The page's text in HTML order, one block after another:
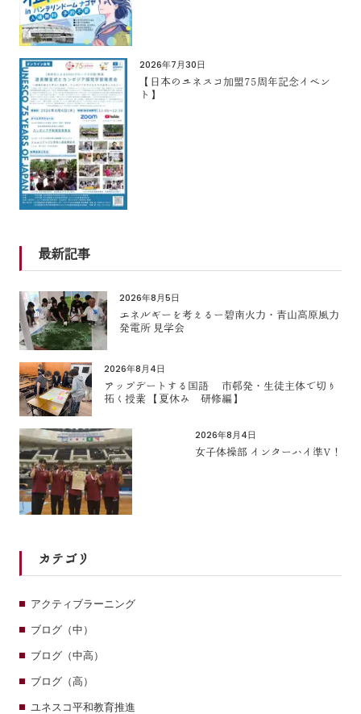
2026年7月30日
【日本のユネスコ加盟75周年記念イベン
ト】
最新記事
2026年8月5日
エネルギーを考えるー碧南火力・青山高原風力
発電所 見学会
2026年8月4日
アップデートする国語 市邨発・生徒主体で切り
拓く授業 【夏休み 研修編】
2026年8月4日
女子体操部 インターハイ準V！
カテゴリ
アクティブラーニング
ブログ（中）
ブログ（中高）
ブログ（高）
ユネスコ平和教育推進